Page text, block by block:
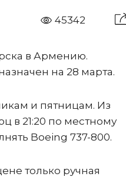
45342
в Армению.
на 28 марта.
и пятницам. Из
в 21:20 по местному
Boeing 737-800.
только ручная